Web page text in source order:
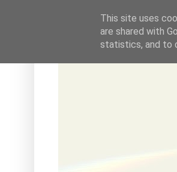
This site uses
are shared with
statistics, and to